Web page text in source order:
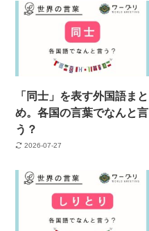
「同士」を表す外国語まと
め。各国の言葉でなんと言
う？
2026-07-27